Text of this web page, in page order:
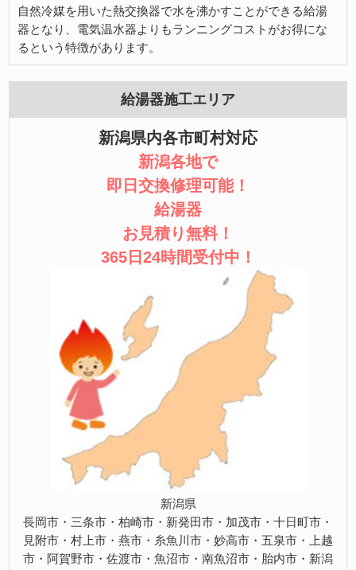
自然冷媒を用いた熱交換器で水を沸かすことができる給湯
器となり、電気温水器よりもランニングコストがお得にな
るという特徴があります。
給湯器施工エリア
新潟県内各市町村対応
新潟各地で
即日交換修理可能！
給湯器
お見積り無料！
365日24時間受付中！
新潟県
長岡市・三条市・柏崎市・新発田市・加茂市・十日町市・
見附市・村上市・燕市・糸魚川市・妙高市・五泉市・上越
市・阿賀野市・佐渡市・魚沼市・南魚沼市・胎内市・新潟